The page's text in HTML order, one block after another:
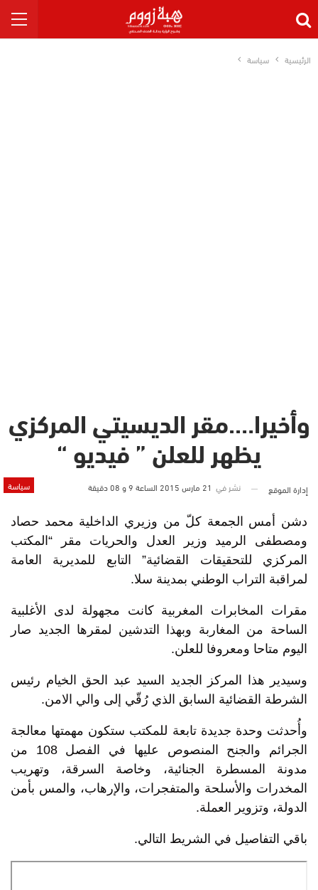
الرئيسية سياسة
وأخيرا….مقر الديسيتي المركزي
يظهر للعلن ” فيديو “
سياسة إدارة الموقع نشر في 21 مارس 2015 الساعة 9 و 08 دقيقة
دشن أمس الجمعة كلّ من وزيري الداخلية محمد حصاد
ومصطفى الرميد وزير العدل والحريات مقر “المكتب
المركزي للتحقيقات القضائية” التابع للمديرية العامة
لمراقبة التراب الوطني بمدينة سلا.
مقرات المخابرات المغربية كانت مجهولة لدى الأغلبية
الساحة من المغاربة وبهذا التدشين لمقرها الجديد صار
اليوم متاحا ومعروفا للعلن.
وسيدير هذا المركز الجديد السيد عبد الحق الخيام رئيس
الشرطة القضائية السابق الذي رُقّي إلى والي الامن.
وأُحدثت وحدة جديدة تابعة للمكتب ستكون مهمتها معالجة
الجرائم والجنح المنصوص عليها في الفصل 108 من
مدونة المسطرة الجنائية، وخاصة السرقة، وتهريب
المخدرات والأسلحة والمتفجرات، والإرهاب، والمس بأمن
الدولة، وتزوير العملة.
باقي التفاصيل في الشريط التالي.